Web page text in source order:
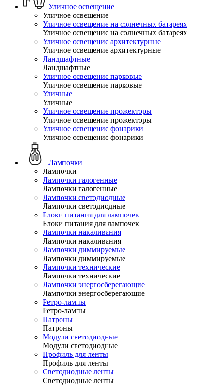
Уличное освещение
Уличное освещение
Уличное освещение на солнечных батареях
Уличное освещение на солнечных батареях
Уличное освещение архитектурные
Уличное освещение архитектурные
Ландшафтные
Ландшафтные
Уличное освещение парковые
Уличное освещение парковые
Уличные
Уличные
Уличное освещение прожекторы
Уличное освещение прожекторы
Уличное освещение фонарики
Уличное освещение фонарики
Лампочки
Лампочки
Лампочки галогенные
Лампочки галогенные
Лампочки светодиодные
Лампочки светодиодные
Блоки питания для лампочек
Блоки питания для лампочек
Лампочки накаливания
Лампочки накаливания
Лампочки диммируемые
Лампочки диммируемые
Лампочки технические
Лампочки технические
Лампочки энергосберегающие
Лампочки энергосберегающие
Ретро-лампы
Ретро-лампы
Патроны
Патроны
Модули светодиодные
Модули светодиодные
Профиль для ленты
Профиль для ленты
Светодиодные ленты
Светодиодные ленты